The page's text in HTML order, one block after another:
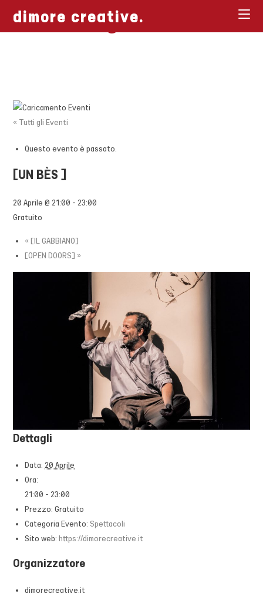
dimore creative.
[ Biglietti ]
« Tutti gli Eventi
Questo evento è passato.
[UN BÈS ]
20 Aprile @ 21:00 - 23:00
Gratuito
« [IL GABBIANO]
[OPEN DOORS] »
Dettagli
Data: 20 Aprile
Ora:
21:00 - 23:00
Prezzo: Gratuito
Categoria Evento: Spettacoli
Sito web: https://dimorecreative.it
Organizzatore
dimorecreative.it